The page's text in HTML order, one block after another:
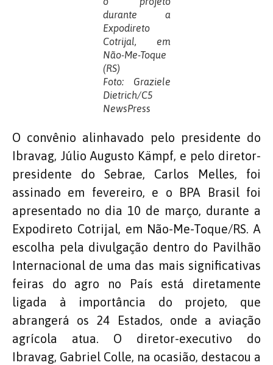
durante a
Expodireto
Cotrijal, em
Não-Me-Toque
(RS)
Foto: Graziele
Dietrich/C5
NewsPress
O convênio alinhavado pelo presidente do
Ibravag, Júlio Augusto Kämpf, e pelo diretor-
presidente do Sebrae, Carlos Melles, foi
assinado em fevereiro, e o BPA Brasil foi
apresentado no dia 10 de março, durante a
Expodireto Cotrijal, em Não-Me-Toque/RS. A
escolha pela divulgação dentro do Pavilhão
Internacional de uma das mais significativas
feiras do agro no País está diretamente
ligada à importância do projeto, que
abrangerá os 24 Estados, onde a aviação
agrícola atua. O diretor-executivo do
Ibravag, Gabriel Colle, na ocasião, destacou a